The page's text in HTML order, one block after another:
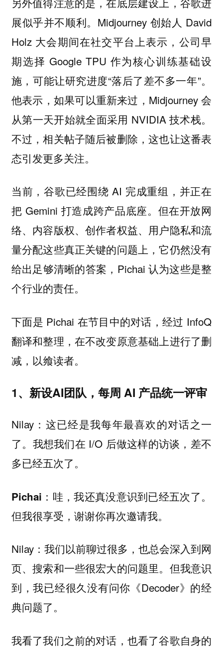
展似乎并不顺利。Midjourney 创始人 David
Holz 大会期间在社交平台上表示，公司早
期选择 Google TPU 作为核心训练基础设
施，可能让研究进度“落后了差不多一年”。
他表示，如果可以重新来过，Midjourney 会
从第一天开始就全面采用 NVIDIA 技术栈。
不过，相关帖子随后被删除，这也让这番表
态引发更多关注。
当前，谷歌已经围绕 AI 完成重组，并正在
把 Gemini 打造成跨产品底座。但在开放网
络、内容版权、创作者权益、用户隐私和流
量分配这些真正关键的问题上，它仍然没有
给出足够清晰的答案，Pichai 认为这些是整
个行业的责任。
下面是 Pichai 在节目中的对话，经过 InfoQ
翻译和整理，在不改变原意基础上进行了删
减，以飨读者。
1、新设AI团队，每周 AI 产品统一评审
Nilay：这已经是我每年最喜欢的对话之一
了。我想我们在 I/O 后做这样的访谈，差不
多已经五次了。
Pichai ：哇，我还真没意识到已经五次了。
但我很享受，谢谢你再次邀请我。
Nilay：我们以前聊过很多，也总会深入到网
页、搜索和一些很宏大的问题里。但我意识
到，我已经很久没有问你《Decoder》的经
典问题了。
我看了我们之前的对话，也看了谷歌自身的